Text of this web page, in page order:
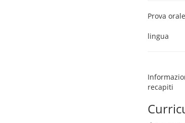
Prova orale
lingua
recapiti